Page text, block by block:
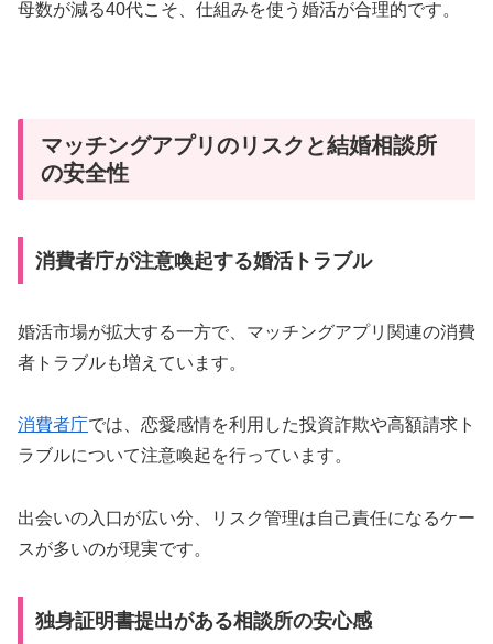
母数が減る40代こそ、仕組みを使う婚活が合理的です。
マッチングアプリのリスクと結婚相談所
の安全性
消費者庁が注意喚起する婚活トラブル
婚活市場が拡大する一方で、マッチングアプリ関連の消費
者トラブルも増えています。
消費者庁では、恋愛感情を利用した投資詐欺や高額請求ト
ラブルについて注意喚起を行っています。
出会いの入口が広い分、リスク管理は自己責任になるケー
スが多いのが現実です。
独身証明書提出がある相談所の安心感